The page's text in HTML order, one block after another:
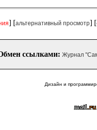
] [альтернативный просмотр] [
ссылками: Журнал
Дизайн и